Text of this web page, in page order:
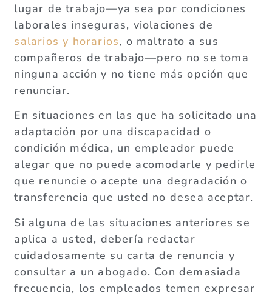
lugar de trabajo—ya sea por condiciones
laborales inseguras, violaciones de
salarios y horarios, o maltrato a sus
compañeros de trabajo—pero no se toma
ninguna acción y no tiene más opción que
renunciar.
En situaciones en las que ha solicitado una
adaptación por una discapacidad o
condición médica, un empleador puede
alegar que no puede acomodarle y pedirle
que renuncie o acepte una degradación o
transferencia que usted no desea aceptar.
Si alguna de las situaciones anteriores se
aplica a usted, debería redactar
cuidadosamente su carta de renuncia y
consultar a un abogado. Con demasiada
frecuencia, los empleados temen expresar